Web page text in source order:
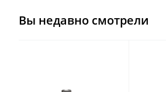
Вы недавно смотрели